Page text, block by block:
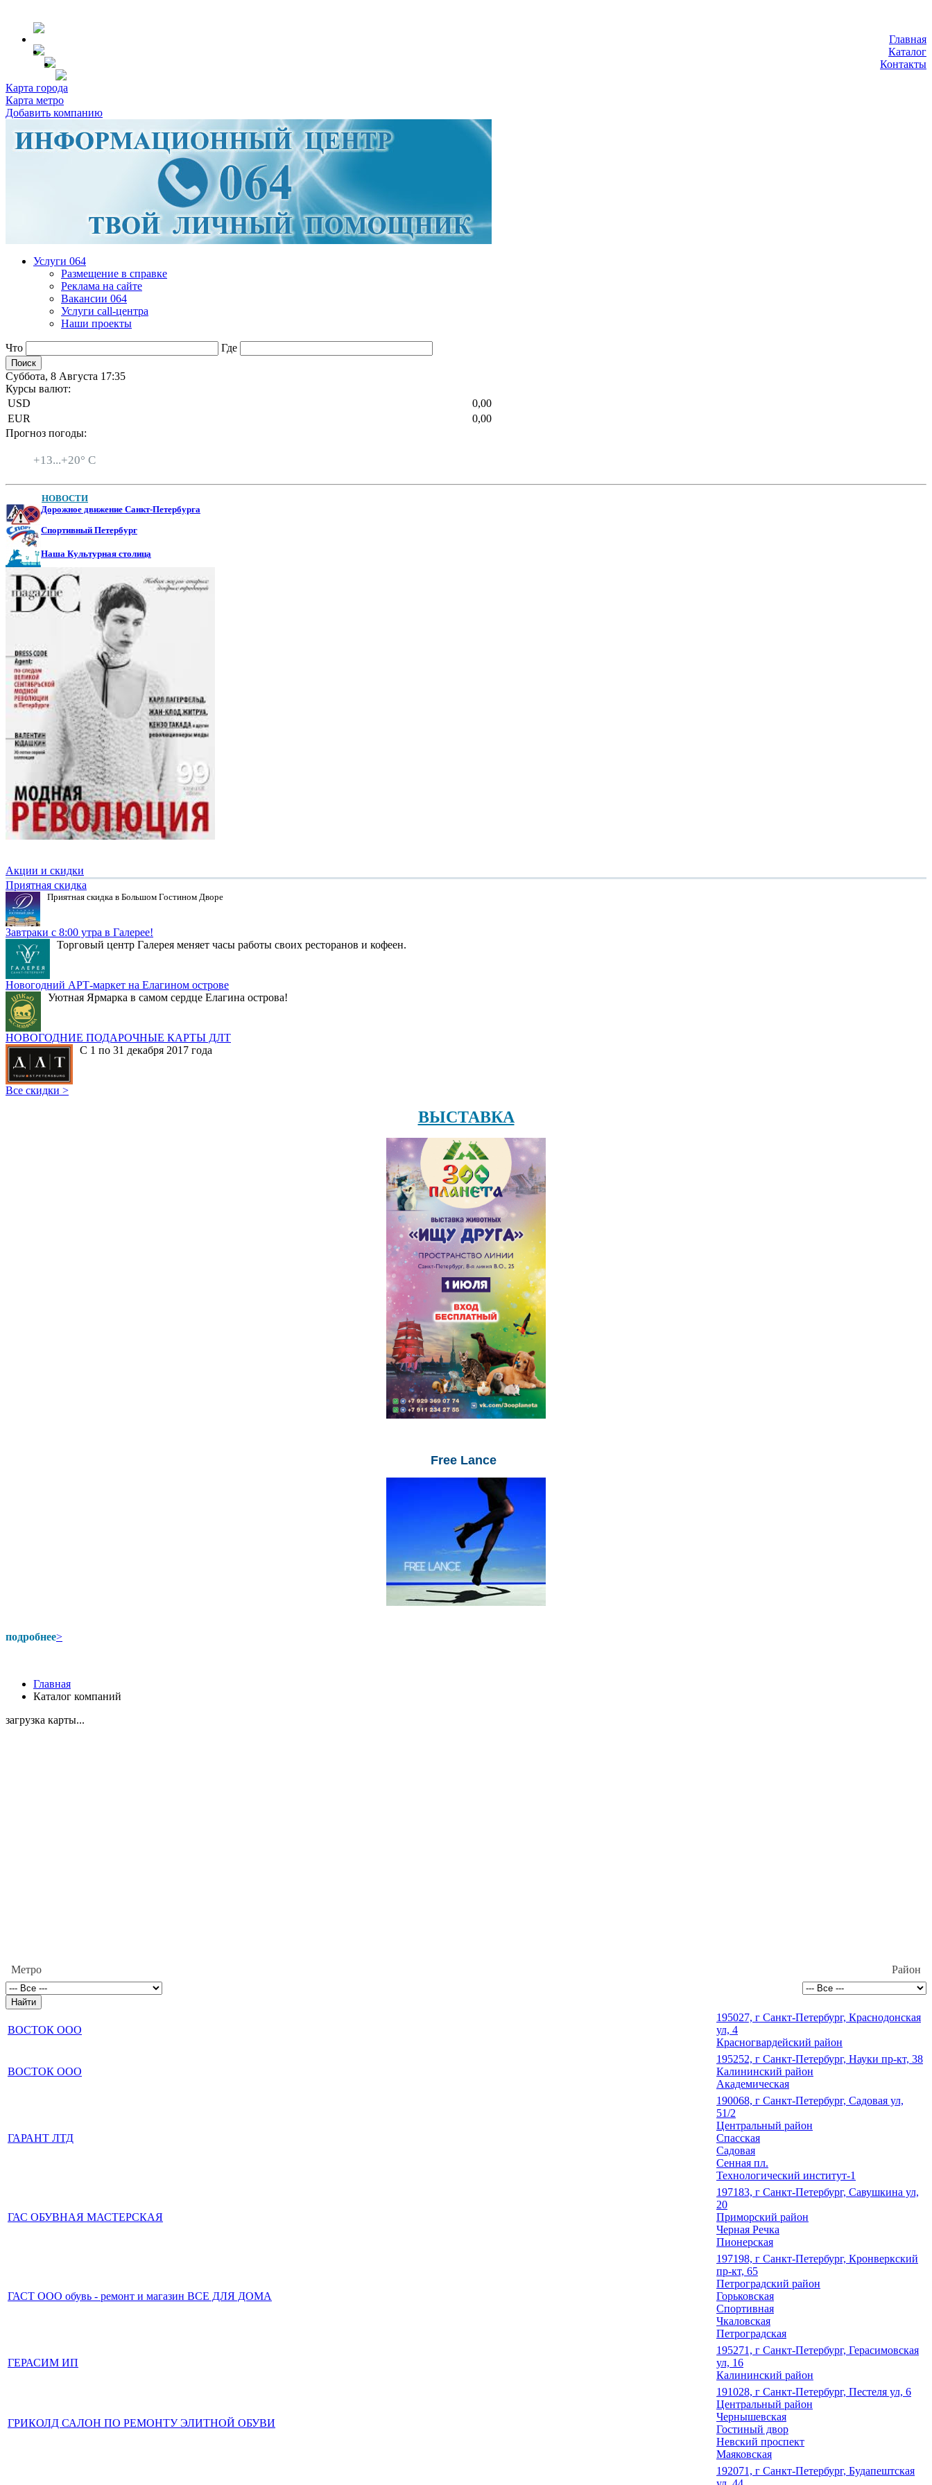
Главная
Каталог
Контакты
Карта города
Карта метро
Добавить компанию
Услуги 064
Размещение в справке
Реклама на сайте
Вакансии 064
Услуги call-центра
Наши проекты
Что Где
Суббота, 8 Августа 17:35
Курсы валют:
USD
0,00
EUR
0,00
Прогноз погоды:
+13...+20° C
НОВОСТИ
Дорожное движение Санкт-Петербурга
Спортивный Петербург
Наша Культурная столица
Акции и скидки
Приятная скидка
Приятная скидка в Большом Гостином Дворе
Завтраки с 8:00 утра в Галерее!
Торговый центр Галерея меняет часы работы своих ресторанов и кофеен.
Новогодний АРТ-маркет на Елагином острове
Уютная Ярмарка в самом сердце Елагина острова!
НОВОГОДНИЕ ПОДАРОЧНЫЕ КАРТЫ ДЛТ
С 1 по 31 декабря 2017 года
Все скидки >
ВЫСТАВКА
Free Lance
подробнее>
Главная
Каталог компаний
загрузка карты...
Метро Район
ВОСТОК ООО
195027, г Санкт-Петербург, Краснодонская
ул, 4
Красногвардейский район
ВОСТОК ООО
195252, г Санкт-Петербург, Науки пр-кт, 38
Калининский район
Академическая
ГАРАНТ ЛТД
190068, г Санкт-Петербург, Садовая ул,
51/2
Центральный район
Спасская
Садовая
Сенная пл.
Технологический институт-1
ГАС ОБУВНАЯ МАСТЕРСКАЯ
197183, г Санкт-Петербург, Савушкина ул,
20
Приморский район
Черная Речка
Пионерская
ГАСТ ООО обувь - ремонт и магазин ВСЕ ДЛЯ ДОМА
197198, г Санкт-Петербург, Кронверкский
пр-кт, 65
Петроградский район
Горьковская
Спортивная
Чкаловская
Петроградская
ГЕРАСИМ ИП
195271, г Санкт-Петербург, Герасимовская
ул, 16
Калининский район
ГРИКОЛД САЛОН ПО РЕМОНТУ ЭЛИТНОЙ ОБУВИ
191028, г Санкт-Петербург, Пестеля ул, 6
Центральный район
Чернышевская
Гостиный двор
Невский проспект
Маяковская
192071, г Санкт-Петербург, Будапештская